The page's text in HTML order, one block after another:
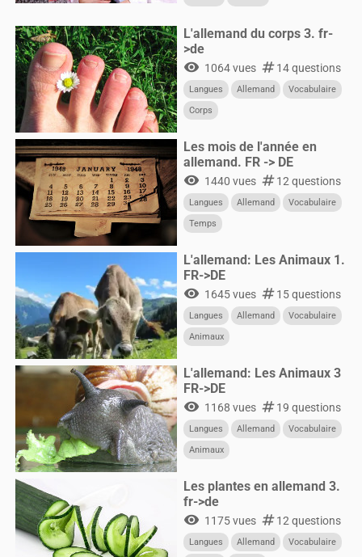
L'allemand du corps 3. fr-
>de
visibility 1064 vues numbers14 questions
Langues Allemand
Vocabulaire
Corps
Les mois de l'année en
allemand. FR -> DE
visibility 1440 vues numbers12 questions
Langues Allemand
Vocabulaire
Temps
L'allemand: Les Animaux 1.
FR->DE
visibility 1645 vues numbers15 questions
Langues Allemand
Vocabulaire
Animaux
L'allemand: Les Animaux 3
FR->DE
visibility 1168 vues numbers19 questions
Langues Allemand
Vocabulaire
Animaux
Les plantes en allemand 3.
fr->de
visibility 1175 vues numbers12 questions
Langues Allemand
Vocabulaire